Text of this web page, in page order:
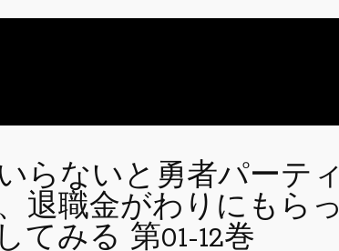
らないと勇者パーティ
退職金がわりにもらっ
てみる 第01-12巻